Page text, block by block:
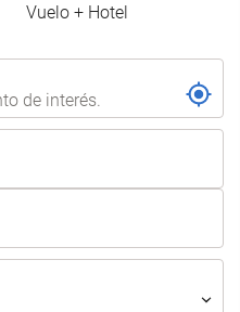
Vuelo + Hotel